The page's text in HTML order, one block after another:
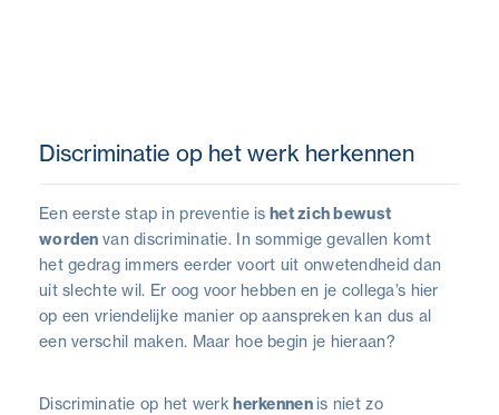
Discriminatie op het werk herkennen
Een eerste stap in preventie is het zich bewust
worden van discriminatie. In sommige gevallen komt
het gedrag immers eerder voort uit onwetendheid dan
uit slechte wil. Er oog voor hebben en je collega’s hier
op een vriendelijke manier op aanspreken kan dus al
een verschil maken. Maar hoe begin je hieraan?
Discriminatie op het werkherkennenis niet zo